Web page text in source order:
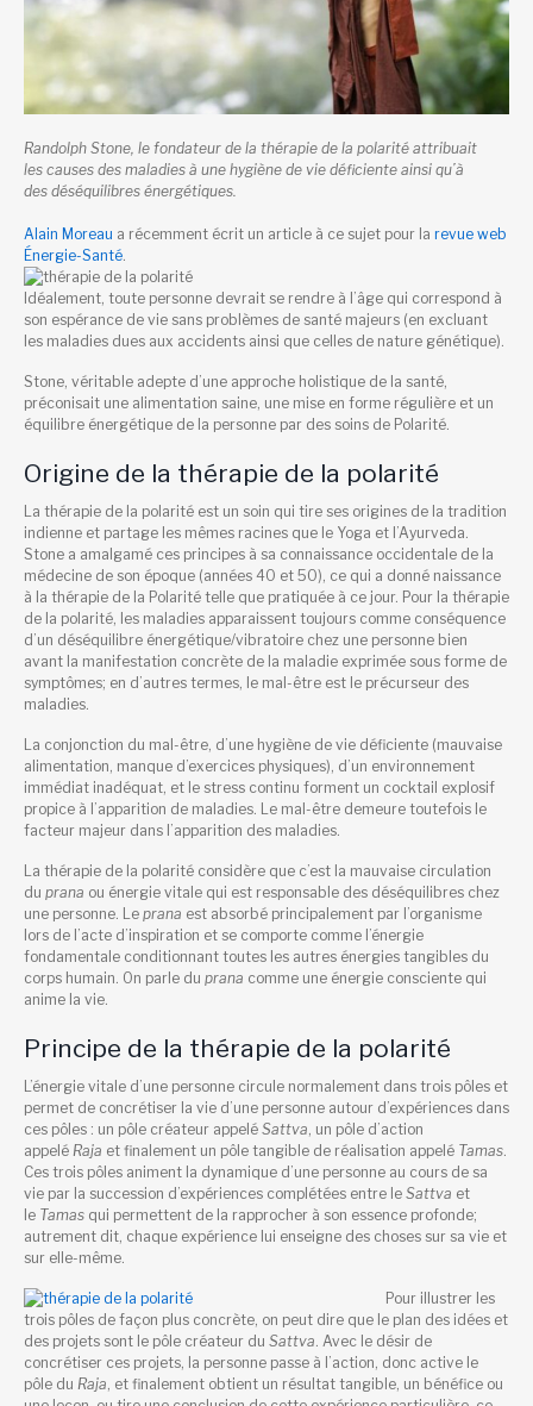
Randolph Stone, le fondateur de la thérapie de la polarité attribuait
les causes des maladies à une hygiène de vie déficiente ainsi qu’à
des déséquilibres énergétiques.
Alain Moreau a récemment écrit un article à ce sujet pour la revue web
Énergie-Santé.
Idéalement, toute personne devrait se rendre à l’âge qui correspond à
son espérance de vie sans problèmes de santé majeurs (en excluant
les maladies dues aux accidents ainsi que celles de nature génétique).
Stone, véritable adepte d’une approche holistique de la santé,
préconisait une alimentation saine, une mise en forme régulière et un
équilibre énergétique de la personne par des soins de Polarité.
Origine de la thérapie de la polarité
La thérapie de la polarité est un soin qui tire ses origines de la tradition
indienne et partage les mêmes racines que le Yoga et l’Ayurveda.
Stone a amalgamé ces principes à sa connaissance occidentale de la
médecine de son époque (années 40 et 50), ce qui a donné naissance
à la thérapie de la Polarité telle que pratiquée à ce jour. Pour la thérapie
de la polarité, les maladies apparaissent toujours comme conséquence
d’un déséquilibre énergétique/vibratoire chez une personne bien
avant la manifestation concrète de la maladie exprimée sous forme de
symptômes; en d’autres termes, le mal-être est le précurseur des
maladies.
La conjonction du mal-être, d’une hygiène de vie déficiente (mauvaise
alimentation, manque d’exercices physiques), d’un environnement
immédiat inadéquat, et le stress continu forment un cocktail explosif
propice à l’apparition de maladies. Le mal-être demeure toutefois le
facteur majeur dans l’apparition des maladies.
La thérapie de la polarité considère que c’est la mauvaise circulation
du prana ou énergie vitale qui est responsable des déséquilibres chez
une personne. Le prana est absorbé principalement par l’organisme
lors de l’acte d’inspiration et se comporte comme l’énergie
fondamentale conditionnant toutes les autres énergies tangibles du
corps humain. On parle du prana comme une énergie consciente qui
anime la vie.
Principe de la thérapie de la polarité
L’énergie vitale d’une personne circule normalement dans trois pôles et
permet de concrétiser la vie d’une personne autour d’expériences dans
ces pôles : un pôle créateur appelé Sattva, un pôle d’action
appelé Raja et finalement un pôle tangible de réalisation appelé Tamas.
Ces trois pôles animent la dynamique d’une personne au cours de sa
vie par la succession d’expériences complétées entre le Sattva et
le Tamas qui permettent de la rapprocher à son essence profonde;
autrement dit, chaque expérience lui enseigne des choses sur sa vie et
sur elle-même.
Pour illustrer les
trois pôles de façon plus concrète, on peut dire que le plan des idées et
des projets sont le pôle créateur du Sattva. Avec le désir de
concrétiser ces projets, la personne passe à l’action, donc active le
pôle du Raja, et finalement obtient un résultat tangible, un bénéfice ou